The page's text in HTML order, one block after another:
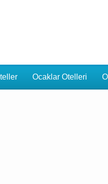
Ocaklar Otelleri